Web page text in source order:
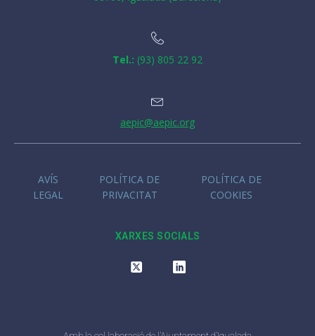
Tel.: (93) 805 22 92
aepic@aepic.org
AVÍS
LEGAL
POLÍTICA DE
PRIVACITAT
POLÍTICA DE
COOKIES
XARXES SOCIALS